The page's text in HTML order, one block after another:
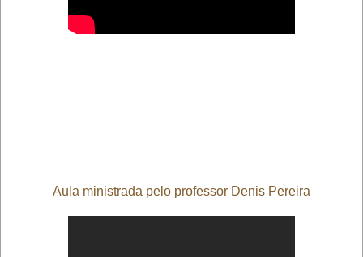
Aula ministrada pelo professor Denis Pereira